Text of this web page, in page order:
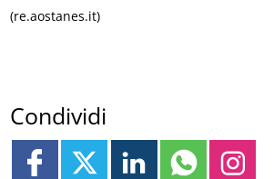
(re.aostanes.it)
Condividi